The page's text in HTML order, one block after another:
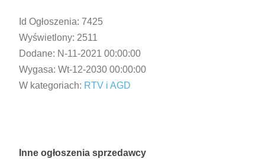
Id Ogłoszenia: 7425
Wyświetlony: 2511
Dodane: N-11-2021 00:00:00
Wygasa: Wt-12-2030 00:00:00
W kategoriach: RTV i AGD
Inne ogłoszenia sprzedawcy